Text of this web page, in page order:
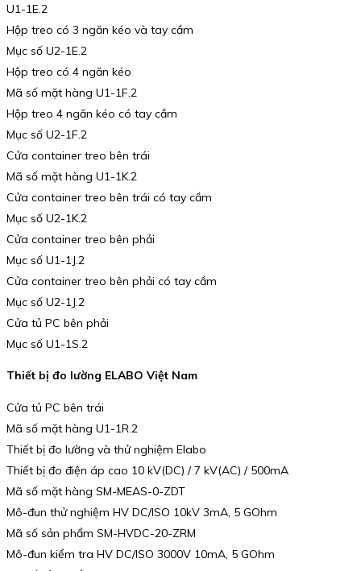
U1-1E.2
Hộp treo có 3 ngăn kéo và tay cầm
Mục số U2-1E.2
Hộp treo có 4 ngăn kéo
Mã số mặt hàng U1-1F.2
Hộp treo 4 ngăn kéo có tay cầm
Mục số U2-1F.2
Cửa container treo bên trái
Mã số mặt hàng U1-1K.2
Cửa container treo bên trái có tay cầm
Mục số U2-1K.2
Cửa container treo bên phải
Mục số U1-1J.2
Cửa container treo bên phải có tay cầm
Mục số U2-1J.2
Cửa tủ PC bên phải
Mục số U1-1S.2
Thiết bị đo lường ELABO Việt Nam
Cửa tủ PC bên trái
Mã số mặt hàng U1-1R.2
Thiết bị đo lường và thử nghiệm Elabo
Thiết bị đo điện áp cao 10 kV(DC) / 7 kV(AC) / 500mA
Mã số mặt hàng SM-MEAS-0-ZDT
Mô-đun thử nghiệm HV DC/ISO 10kV 3mA, 5 GOhm
Mã số sản phẩm SM-HVDC-20-ZRM
Mô-đun kiểm tra HV DC/ISO 3000V 10mA, 5 GOhm